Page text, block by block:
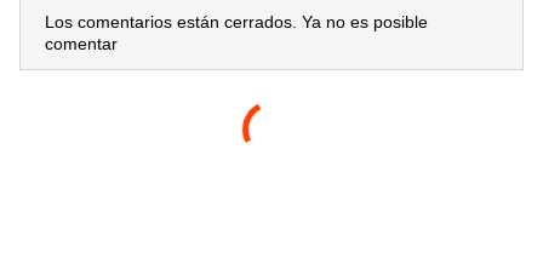
Los comentarios están cerrados. Ya no es posible
comentar